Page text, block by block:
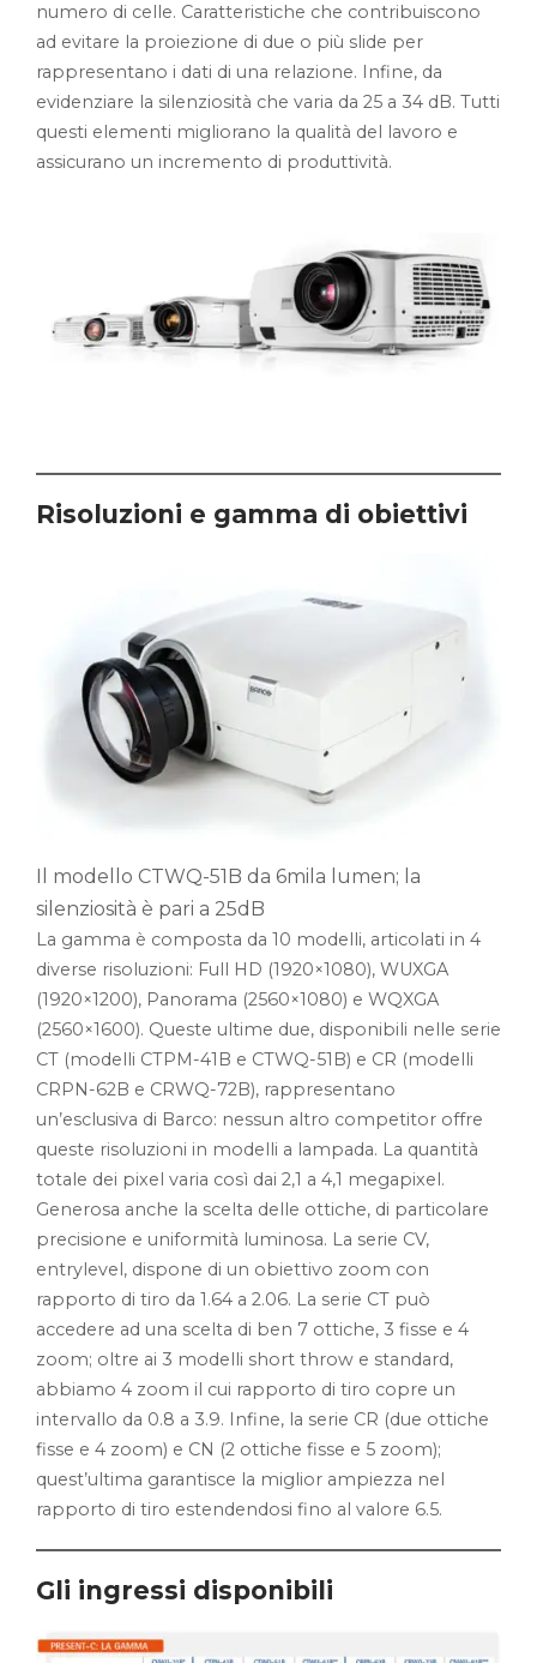
numero di celle. Caratteristiche che contribuiscono
ad evitare la proiezione di due o più slide per
rappresentano i dati di una relazione. Infine, da
evidenziare la silenziosità che varia da 25 a 34 dB. Tutti
questi elementi migliorano la qualità del lavoro e
assicurano un incremento di produttività.
Risoluzioni e gamma di obiettivi
Il modello CTWQ-51B da 6mila lumen; la
silenziosità è pari a 25dB
La gamma è composta da 10 modelli, articolati in 4
diverse risoluzioni: Full HD (1920×1080), WUXGA
(1920×1200), Panorama (2560×1080) e WQXGA
(2560×1600). Queste ultime due, disponibili nelle serie
CT (modelli CTPM-41B e CTWQ-51B) e CR (modelli
CRPN-62B e CRWQ-72B), rappresentano
un’esclusiva di Barco: nessun altro competitor offre
queste risoluzioni in modelli a lampada. La quantità
totale dei pixel varia così dai 2,1 a 4,1 megapixel.
Generosa anche la scelta delle ottiche, di particolare
precisione e uniformità luminosa. La serie CV,
entrylevel, dispone di un obiettivo zoom con
rapporto di tiro da 1.64 a 2.06. La serie CT può
accedere ad una scelta di ben 7 ottiche, 3 fisse e 4
zoom; oltre ai 3 modelli short throw e standard,
abbiamo 4 zoom il cui rapporto di tiro copre un
intervallo da 0.8 a 3.9. Infine, la serie CR (due ottiche
fisse e 4 zoom) e CN (2 ottiche fisse e 5 zoom);
quest’ultima garantisce la miglior ampiezza nel
rapporto di tiro estendendosi fino al valore 6.5.
Gli ingressi disponibili